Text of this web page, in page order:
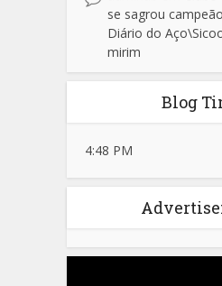
se sagrou
Diário do
mirim
Blog
4:48 PM